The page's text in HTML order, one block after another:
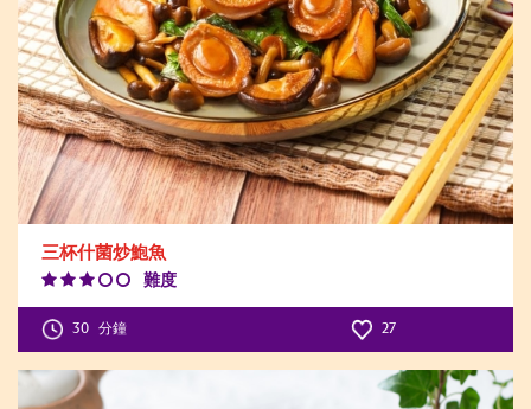
三杯什菌炒鮑魚
難度
Level:3
30 分鐘 27